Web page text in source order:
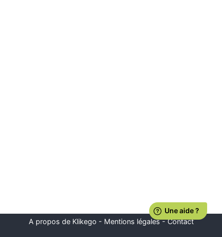
A propos de Klikego - Mentions légales-Contact